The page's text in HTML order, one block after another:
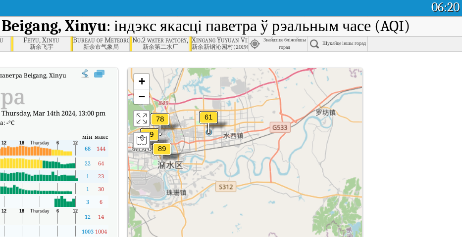
06:20
Beigang, Xinyu: індэкс якасці паветра ў рэальным часе (AQI)
Feiyu, Xinyu
新余飞宇
Bureau of Meteorology, Xinyu
新余市气象局
No.2 water factory, Xinyu
新余第二水厂
Xingang Yuyuan Village (20190301)..., Xinyu
新余新钢沁园村(20190301启用)
Знайдзіце бліжэйшы
горад
Шукайце іншы горад
Beigang, Xinyu у рэальным часе (AQI).
Mar 14th 2024, 13:00 pm
-°C
мін макс
68
144
22
64
1
23
1
30
3
6
12
14
1003 1004
+
−